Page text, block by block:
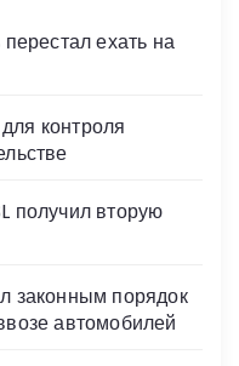
ехать на
контроля
получил вторую
законным порядок
автомобилей